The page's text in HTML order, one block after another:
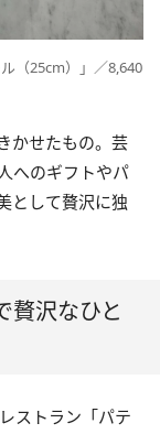
（25cm）」／8,640
かせたもの。芸
へのギフトやパ
として贅沢に独
贅沢なひと
ストラン「パテ